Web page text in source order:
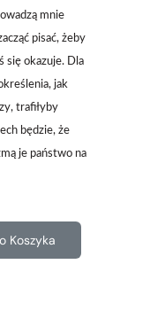
mnie
pisać, żeby
się okazuje. Dla
jak
trafiłyby
będzie, że
je państwo na
Koszyka